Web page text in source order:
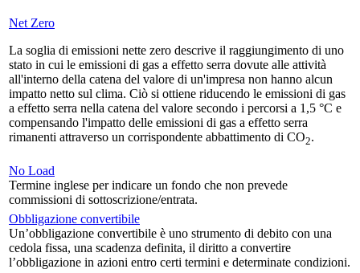
Net Zero
La soglia di emissioni nette zero descrive il raggiungimento di uno
stato in cui le emissioni di gas a effetto serra dovute alle attività
all'interno della catena del valore di un'impresa non hanno alcun
impatto netto sul clima. Ciò si ottiene riducendo le emissioni di gas
a effetto serra nella catena del valore secondo i percorsi a 1,5 °C e
compensando l'impatto delle emissioni di gas a effetto serra
rimanenti attraverso un corrispondente abbattimento di CO2.
No Load
Termine inglese per indicare un fondo che non prevede
commissioni di sottoscrizione/entrata.
Obbligazione convertibile
Un’obbligazione convertibile è uno strumento di debito con una
cedola fissa, una scadenza definita, il diritto a convertire
l’obbligazione in azioni entro certi termini e determinate condizioni.